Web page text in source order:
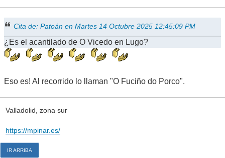
Cita de: Patoán en Martes 14 Octubre 2025 12:45:09 PM
¿Es el acantilado de O Vicedo en Lugo?
Eso es! Al recorrido lo llaman "O Fuciño do Porco".
Valladolid, zona sur
https://mpinar.es/
IR ARRIBA